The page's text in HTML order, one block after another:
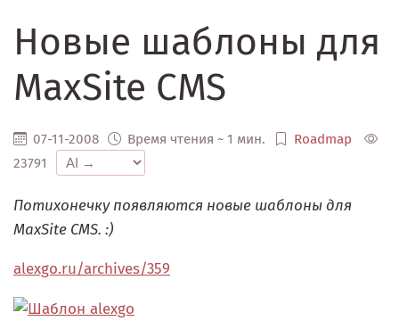
Новые шаблоны для
MaxSite CMS
07-11-2008 Время чтения ~ 1 мин.
Roadmap
23791
Потихонечку появляются новые шаблоны для
MaxSite CMS. :)
alexgo.ru/archives/359